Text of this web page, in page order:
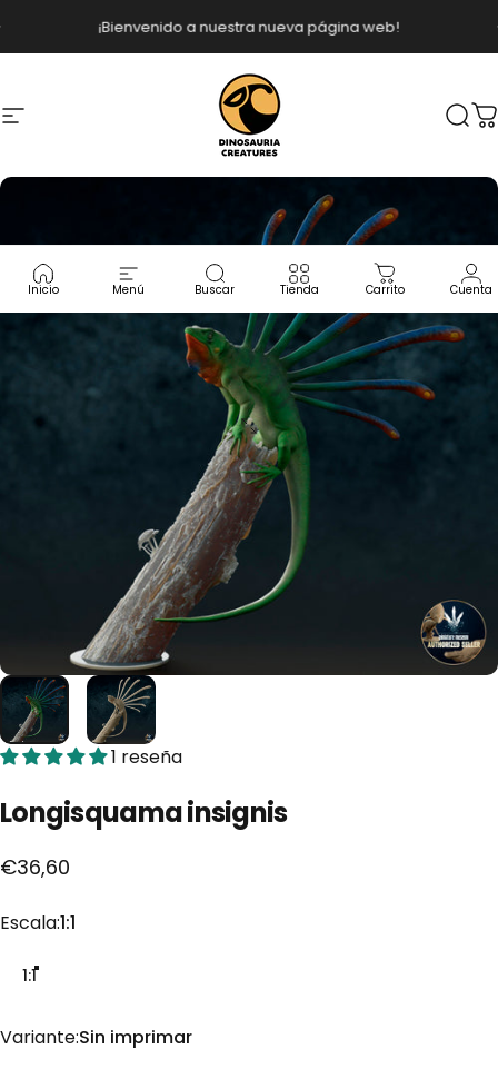
¡Bienvenido a nuestra nueva página web!
Navegación Dinosauria Creatures
Inicio Menú Buscar Tienda Carrito Cuenta
1 reseña
Longisquamainsignis
€36,60
Escala
Escala:1:1
1:1
Variante
Variante:Sin imprimar